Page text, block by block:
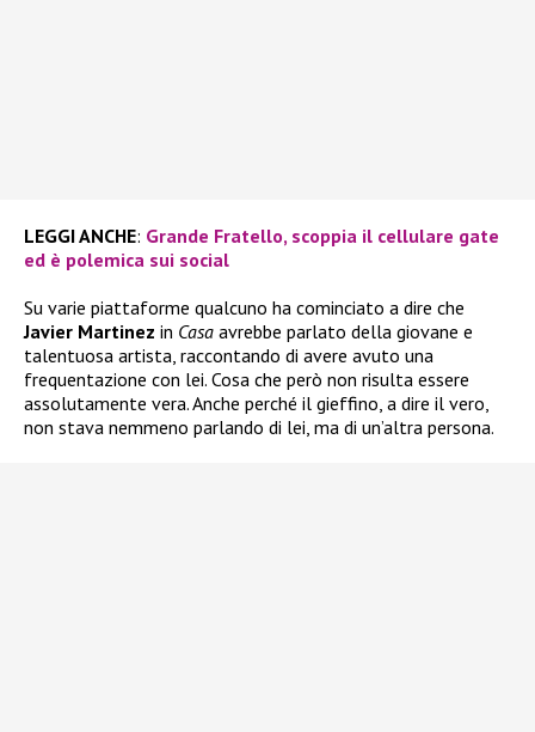
LEGGI ANCHE: Grande Fratello, scoppia il cellulare gate
ed è polemica sui social
Su varie piattaforme qualcuno ha cominciato a dire che
Javier Martinez in Casa avrebbe parlato della giovane e
talentuosa artista, raccontando di avere avuto una
frequentazione con lei. Cosa che però non risulta essere
assolutamente vera. Anche perché il gieffino, a dire il vero,
non stava nemmeno parlando di lei, ma di un’altra persona.